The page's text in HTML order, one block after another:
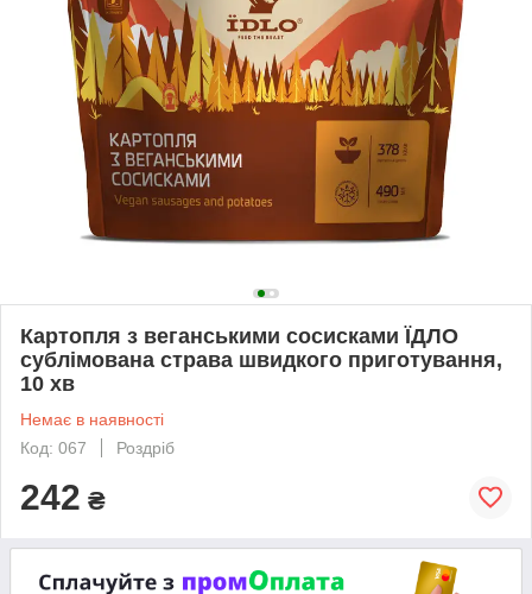
Картопля з веганськими сосисками ЇДЛО
сублімована страва швидкого приготування,
10 хв
Немає в наявності
Код: 067
Роздріб
242 ₴